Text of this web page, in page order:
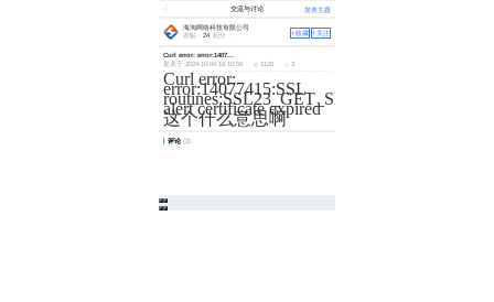
交流与讨论 发表主题
海淘网络科技有限公司
发帖：24 积分： +收藏 +关注
Curl error: error:14077415:SSL routines:SSL23_GET_
发表于 2024-10-04 16:10:50
1120 3
Curl error:
error:14077415:SSL
alert certificate expired
这个什么意思啊
评论 (3)